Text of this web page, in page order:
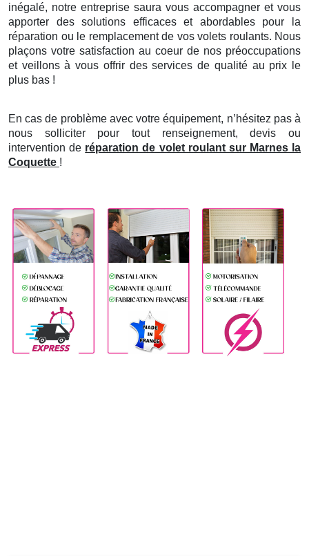
inégalé, notre entreprise saura vous accompagner et vous
apporter des solutions efficaces et abordables pour la
réparation ou le remplacement de vos volets roulants. Nous
plaçons votre satisfaction au coeur de nos préoccupations
et veillons à vous offrir des services de qualité au prix le
plus bas !
En cas de problème avec votre équipement, n’hésitez pas à
nous solliciter pour tout renseignement, devis ou
intervention de réparation de volet roulant sur Marnes la
Coquette !